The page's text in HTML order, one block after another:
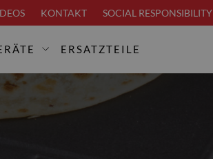
KONTAKT SOCIAL RESPONSIBILITY
ERSATZTEILE